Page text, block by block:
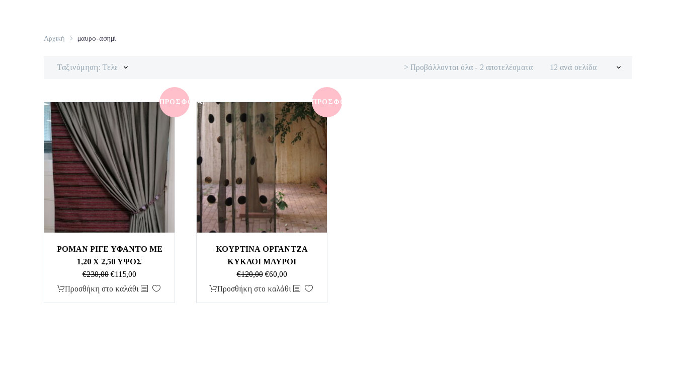
Αρχική μαυρο-ασημί
Ταξινόμηση: Τελευταία 12 ανά σελίδα
> Προβάλλονται όλα - 2 αποτελέσματαSorted
ΠΡΟΣΦΟΡΆ!
ΡΟΜΑΝ ΡΙΓΕ ΥΦΑΝΤΟ ΜΕ
1,20 Χ 2,50 ΥΨΟΣ
€230,00 Original
price
€115,00Η
τρέχουσα
Προσθήκη στο καλάθι
ΠΡΟΣΦΟΡΆ!
ΚΟΥΡΤΙΝΑ ΟΡΓΑΝΤΖΑ
ΚΥΚΛΟΙ ΜΑΥΡΟΙ
€120,00 Original
price
€60,00Η
τρέχουσα
Προσθήκη στο καλάθι